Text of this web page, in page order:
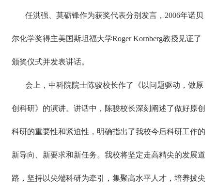
任洪强、莫砺锋作为获奖代表分别发言，2006年诺贝
尔化学奖得主美国斯坦福大学Roger Kornberg教授见证了
颁奖仪式并发表讲话。
会上，中科院院士陈骏校长作了《以问题驱动，做原
创科研》的演讲。讲话中，陈骏校长深刻阐述了做好原创
科研的重要性和紧迫性，明确指出了我校今后科研工作的
新导向、新要求和新任务。我校将坚定走高精尖的发展道
路，坚持以尖端科研为牵引，集聚高水平人才，培养拔尖